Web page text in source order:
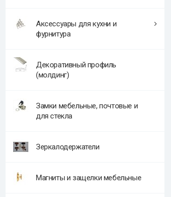
Аксессуары для кухни и
фурнитура
Декоративный профиль
(молдинг)
Замки мебельные, почтовые и
для стекла
Зеркалодержатели
Магниты и защелки мебельные